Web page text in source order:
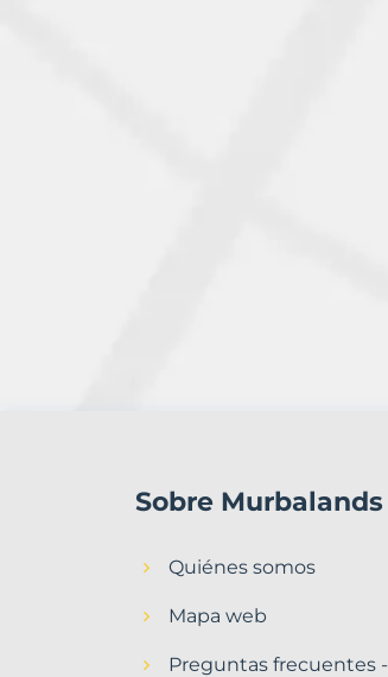
Caramiñal,
Sobre
Quiénes somos
Mapa web
Preguntas frecuentes -